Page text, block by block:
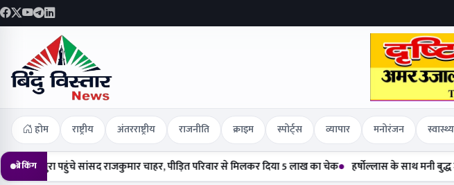
होम राष्ट्रीय अंतरराष्ट्रीय राजनीति क्राइम स्पोर्ट्स व्यापार मनोरंजन स्वास्थ्य
ब्रेकिंग
पहुंचे सांसद राजकुमार चाहर, पीड़ित परिवार से मिलकर दिया 5 लाख का चेक हर्षोल्लास के साथ मनी बुद्ध जयंती,